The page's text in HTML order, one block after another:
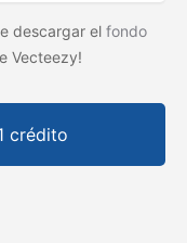
descargar el fondo
Vecteezy!
crédito